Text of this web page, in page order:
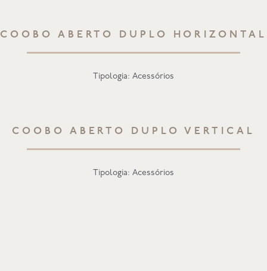
COOBO ABERTO DUPLO HORIZONTAL
Tipologia: Acessórios
COOBO ABERTO DUPLO VERTICAL
Tipologia: Acessórios